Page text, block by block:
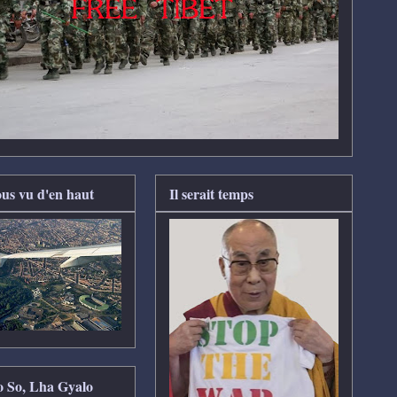
vu d'en haut
So, Lha Gyalo
Il serait temps